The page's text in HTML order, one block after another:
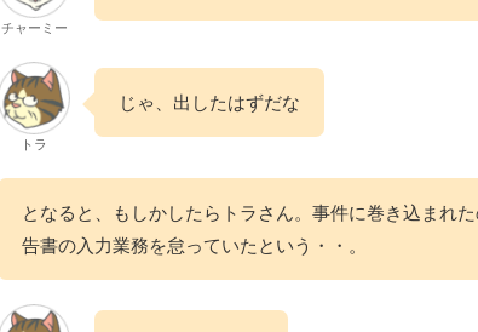
チャーミー
トラ
じゃ、出したはずだな
となると、もしかしたらトラさん。事件に巻き込まれ
告書の入力業務を怠っていたという・・。